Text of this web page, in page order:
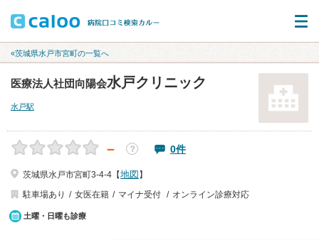
«茨城県水戸市宮町の一覧へ
医療法人社団向陽会水戸クリニック
水戸駅
－ ？ 0件
茨城県水戸市宮町3-4-4【地図 】
駐車場あり
女医在籍 マイナ受付 オンライン診療対応
土曜・日曜も診療